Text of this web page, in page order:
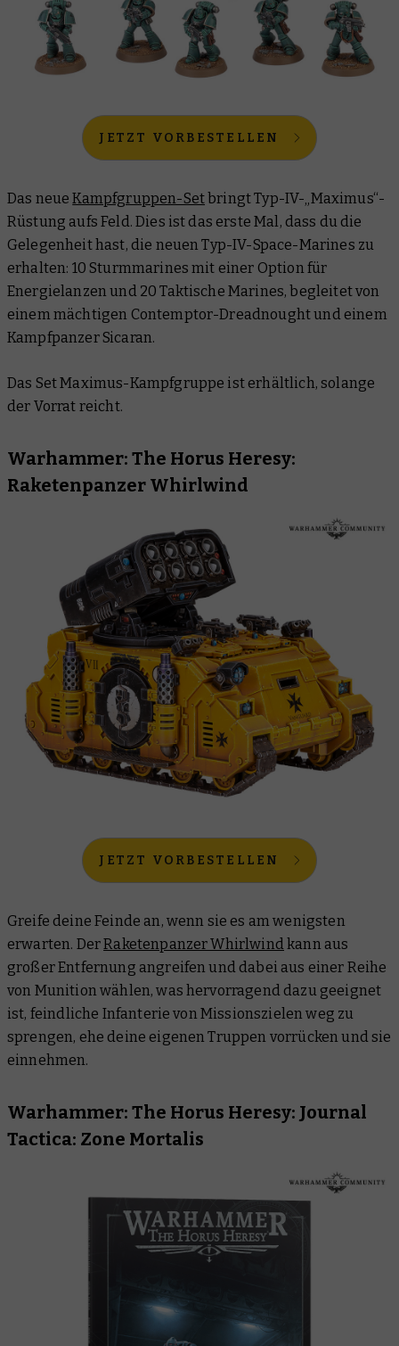
JETZT VORBESTELLEN
Das neueKampfgruppen-Setbringt Typ-IV-„Maximus“-
Rüstung aufs Feld. Dies ist das erste Mal, dass du die
Gelegenheit hast, die neuen Typ-IV-Space-Marines zu
erhalten: 10 Sturmmarines mit einer Option für
Energielanzen und 20 Taktische Marines, begleitet von
einem mächtigen Contemptor-Dreadnought und einem
Kampfpanzer Sicaran.
Das Set Maximus-Kampfgruppe ist erhältlich, solange
der Vorrat reicht.
Warhammer: The Horus Heresy:
Raketenpanzer Whirlwind
JETZT VORBESTELLEN
Greife deine Feinde an, wenn sie es am wenigsten
erwarten. DerRaketenpanzer Whirlwindkann aus
großer Entfernung angreifen und dabei aus einer Reihe
von Munition wählen, was hervorragend dazu geeignet
ist, feindliche Infanterie von Missionszielen weg zu
sprengen, ehe deine eigenen Truppen vorrücken und sie
einnehmen.
Warhammer: The Horus Heresy: Journal
Tactica: Zone Mortalis